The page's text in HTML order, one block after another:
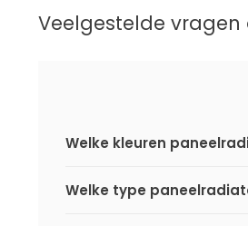
Veelgestelde
Welke kleuren
Welke type